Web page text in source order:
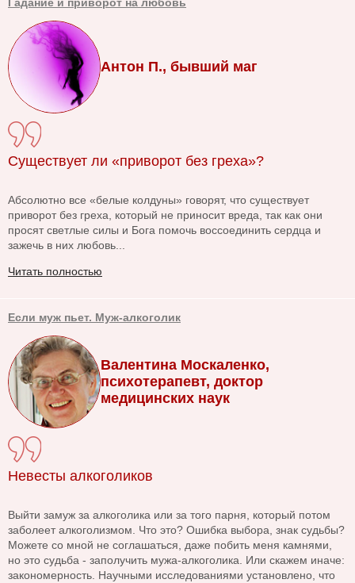
Гадание и приворот на любовь
Антон П., бывший маг
Существует ли «приворот без греха»?
Абсолютно все «белые колдуны» говорят, что существует
приворот без греха, который не приносит вреда, так как они
просят светлые силы и Бога помочь воссоединить сердца и
зажечь в них любовь...
Читать полностью
Если муж пьет. Муж-алкоголик
Валентина Москаленко,
психотерапевт, доктор
медицинских наук
Невесты алкоголиков
Выйти замуж за алкоголика или за того парня, который потом
заболеет алкоголизмом. Что это? Ошибка выбора, знак судьбы?
Можете со мной не соглашаться, даже побить меня камнями,
но это судьба - заполучить мужа-алкоголика. Или скажем иначе:
закономерность. Научными исследованиями установлено, что